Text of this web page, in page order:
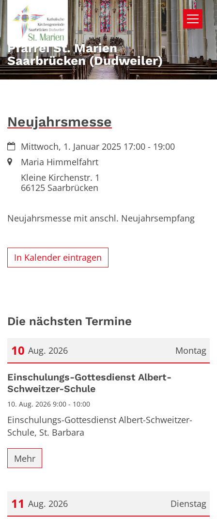
Zum Inhalt springen
Pfarrei St. Marien
Saarbrücken (Dudweiler)
Neujahrsmesse
Datum:Mittwoch, 1. Januar 2025 17:00 - 19:00
Ort:Maria Himmelfahrt
Kleine Kirchenstr. 1
66125Saarbrücken
Neujahrsmesse mit anschl. Neujahrsempfang
In Kalender eintragen
Die nächsten Termine
Montag
10 Aug. 2026
Datum: 10. August 2026
Einschulungs-Gottesdienst Albert-
Schweitzer-Schule
10. Aug. 2026 9:00 - 10:00
Einschulungs-Gottesdienst Albert-Schweitzer-
Schule, St. Barbara
Mehr
Dienstag
11 Aug. 2026